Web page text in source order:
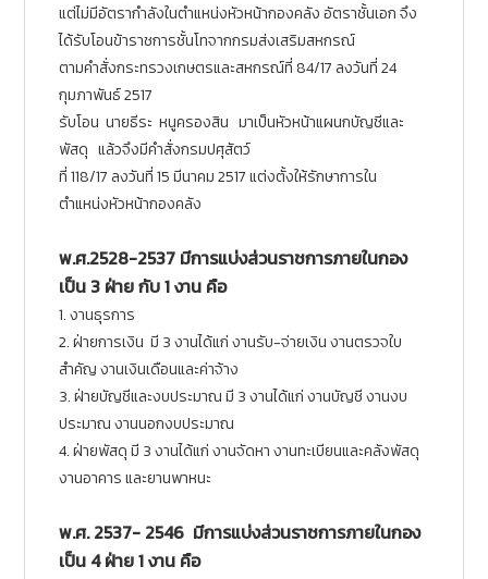
แต่ไม่มีอัตรากำลังในตำแหน่งหัวหน้ากองคลัง อัตราชั้นเอก จึง
ได้รับโอนข้าราชการชั้นโทจากกรมส่งเสริมสหกรณ์
ตามคำสั่งกระทรวงเกษตรและสหกรณ์ที่ 84/17 ลงวันที่ 24
กุมภาพันธ์ 2517
รับโอน นายธีระ หนูครองสิน มาเป็นหัวหน้าแผนกบัญชีและ
พัสดุ แล้วจึงมีคำสั่งกรมปศุสัตว์
ที่ 118/17 ลงวันที่ 15 มีนาคม 2517 แต่งตั้งให้รักษาการใน
ตำแหน่งหัวหน้ากองคลัง
พ.ศ.2528-2537 มีการแบ่งส่วนราชการภายในกอง
เป็น 3 ฝ่าย กับ 1 งาน คือ
1. งานธุรการ
2. ฝ่ายการเงิน มี 3 งานได้แก่ งานรับ-จ่ายเงิน งานตรวจใบ
สำคัญ งานเงินเดือนและค่าจ้าง
3. ฝ่ายบัญชีและงบประมาณ มี 3 งานได้แก่ งานบัญชี งานงบ
ประมาณ งานนอกงบประมาณ
4. ฝ่ายพัสดุ มี 3 งานได้แก่ งานจัดหา งานทะเบียนและคลังพัสดุ
งานอาคาร และยานพาหนะ
พ.ศ. 2537- 2546 มีการแบ่งส่วนราชการภายในกอง
เป็น 4 ฝ่าย 1 งาน คือ